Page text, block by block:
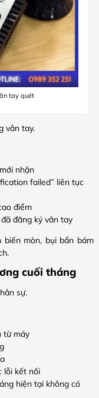
tay quét
vân tay.
nhận
failed” liên tục
điểm
đăng ký vân tay
mòn, bụi bẩn bám
cuối tháng
sự.
từ máy
lỗi kết nối
hiện tại không có